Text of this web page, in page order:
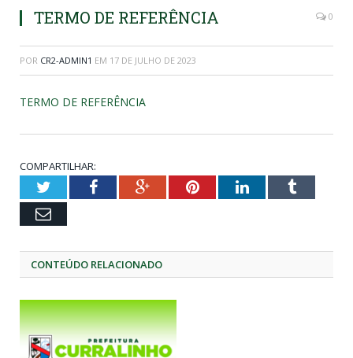
TERMO DE REFERÊNCIA 0
POR CR2-ADMIN1 EM 17 DE JULHO DE 2023
TERMO DE REFERÊNCIA
COMPARTILHAR:
TwitterFacebookGoogle+PinterestLinkedInTumblr
Email
CONTEÚDO RELACIONADO